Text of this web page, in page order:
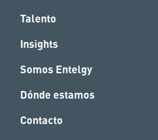
Talento
Insights
Somos Entelgy
Dónde estamos
Contacto